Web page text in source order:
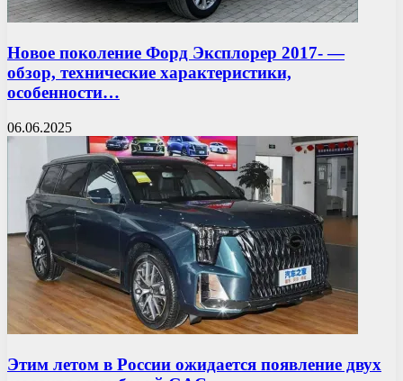
Новое поколение Форд Эксплорер 2017- —
обзор, технические характеристики,
особенности…
06.06.2025
Этим летом в России ожидается появление двух